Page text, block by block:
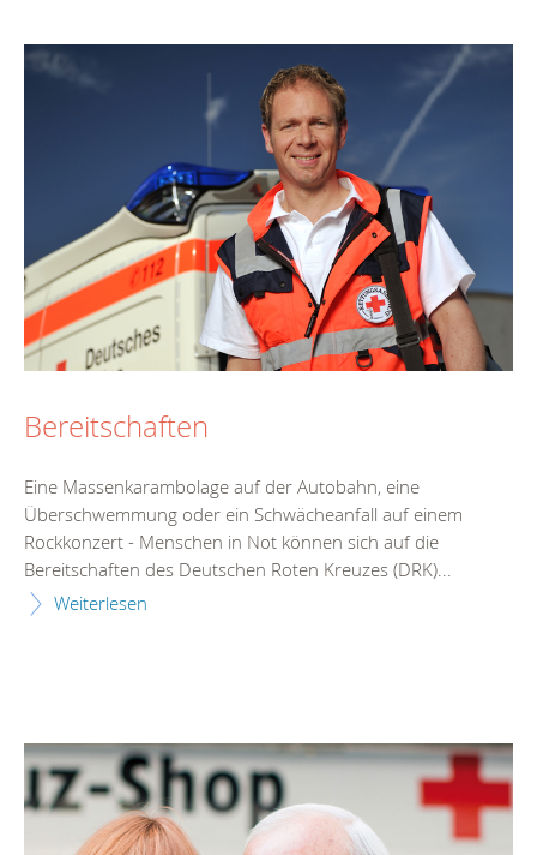
Bereitschaften
Eine Massenkarambolage auf der Autobahn, eine
Überschwemmung oder ein Schwächeanfall auf einem
Rockkonzert - Menschen in Not können sich auf die
Bereitschaften des Deutschen Roten Kreuzes (DRK)...
Weiterlesen